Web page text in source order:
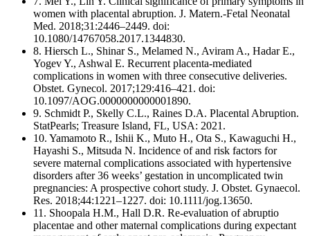
women with placental abruption. J. Matern.-Fetal Neonatal
Med. 2018;31:2446–2449. doi:
10.1080/14767058.2017.1344830.
8. Hiersch L., Shinar S., Melamed N., Aviram A., Hadar E.,
Yogev Y., Ashwal E. Recurrent placenta-mediated
complications in women with three consecutive deliveries.
Obstet. Gynecol. 2017;129:416–421. doi:
10.1097/AOG.0000000000001890.
9. Schmidt P., Skelly C.L., Raines D.A. Placental Abruption.
StatPearls; Treasure Island, FL, USA: 2021.
10. Yamamoto R., Ishii K., Muto H., Ota S., Kawaguchi H.,
Hayashi S., Mitsuda N. Incidence of and risk factors for
severe maternal complications associated with hypertensive
disorders after 36 weeks’ gestation in uncomplicated twin
pregnancies: A prospective cohort study. J. Obstet. Gynaecol.
Res. 2018;44:1221–1227. doi: 10.1111/jog.13650.
11. Shoopala H.M., Hall D.R. Re-evaluation of abruptio
placentae and other maternal complications during expectant